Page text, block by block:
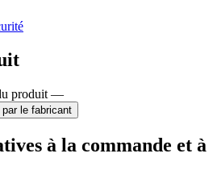
produit —
le fabricant
à la commande et à